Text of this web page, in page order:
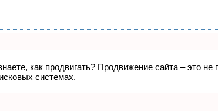
как продвигать? Продвижение сайта – это
системах.